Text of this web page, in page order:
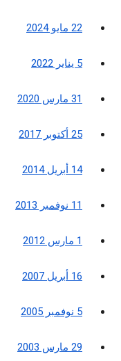
22 مايو 2024
5 يناير 2022
31 مارس 2020
25 أكتوبر 2017
14 أبريل 2014
11 نوفمبر 2013
1 مارس 2012
16 أبريل 2007
5 نوفمبر 2005
29 مارس 2003